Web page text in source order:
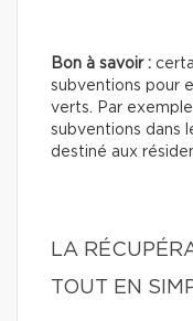
Bon à savoir :
subventions pour
verts. Par
subventions dans
destiné aux
LA
TOUT EN